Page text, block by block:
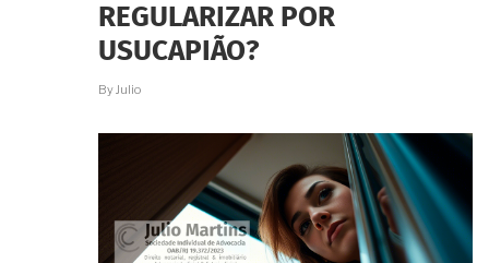
REGULARIZAR POR
USUCAPIÃO?
ByJulio